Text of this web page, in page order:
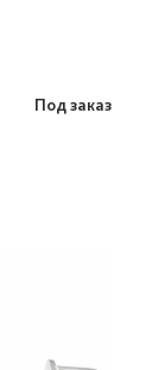
Под заказ